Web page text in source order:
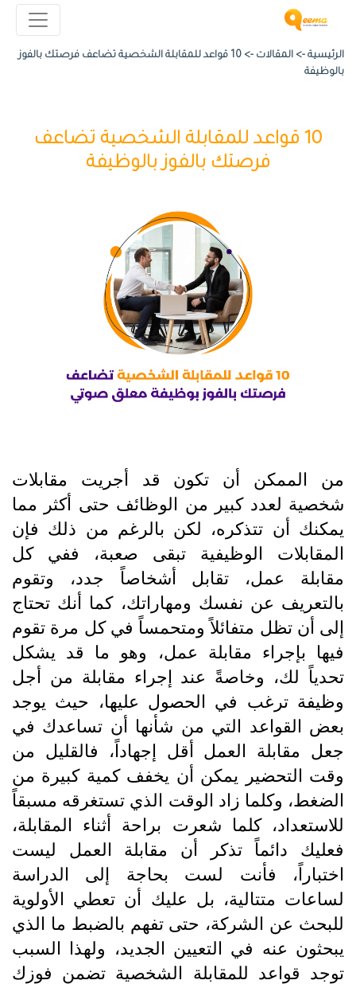
الرئيسية -> المقالات ->
10 قواعد للمقابلة الشخصية تضاعف فرصتك بالفوز
بالوظيفة
10 قواعد للمقابلة الشخصية تضاعف
فرصتك بالفوز بالوظيفة
من الممكن أن تكون قد أجريت مقابلات
شخصية لعدد كبير من الوظائف حتى أكثر مما
يمكنك أن تتذكره، لكن بالرغم من ذلك فإن
المقابلات الوظيفية تبقى صعبة، ففي كل
مقابلة عمل، تقابل أشخاصاً جدد، وتقوم
بالتعريف عن نفسك ومهاراتك، كما أنك تحتاج
إلى أن تظل متفائلاً ومتحمساً في كل مرة تقوم
فيها بإجراء مقابلة عمل، وهو ما قد يشكل
تحدياً لك، وخاصةً عند إجراء مقابلة من أجل
وظيفة ترغب في الحصول عليها، حيث يوجد
بعض القواعد التي من شأنها أن تساعدك في
جعل مقابلة العمل أقل إجهاداً، فالقليل من
وقت التحضير يمكن أن يخفف كمية كبيرة من
الضغط، وكلما زاد الوقت الذي تستغرقه مسبقاً
للاستعداد، كلما شعرت براحة أثناء المقابلة،
فعليك دائماً تذكر أن مقابلة العمل ليست
اختباراً، فأنت لست بحاجة إلى الدراسة
لساعات متتالية، بل عليك أن تعطي الأولوية
للبحث عن الشركة، حتى تفهم بالضبط ما الذي
يبحثون عنه في التعيين الجديد، ولهذا السبب
توجد قواعد للمقابلة الشخصية تضمن فوزك